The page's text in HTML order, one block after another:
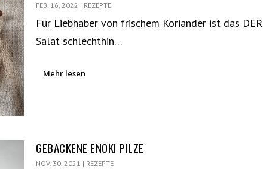
FEB. 16, 2022 | REZEPTE
Für Liebhaber von frischem Koriander ist das DER
Salat schlechthin…
Mehr lesen
GEBACKENE ENOKI PILZE
NOV. 30, 2021 | REZEPTE